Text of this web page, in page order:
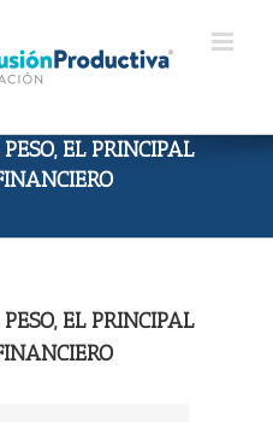
EL PRINCIPAL
EL PRINCIPAL